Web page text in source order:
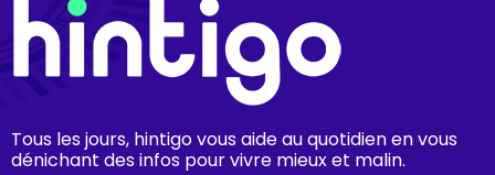
Tous les jours, hintigo vous aide au quotidien en vous
dénichant des infos pour vivre mieux et malin.